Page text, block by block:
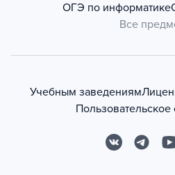
ОГЭ по информатике
Все
Учебным заведениям